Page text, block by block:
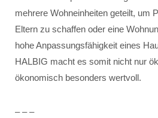
mehrere Wohneinheiten geteilt, um
Eltern zu schaffen oder eine
hohe Anpassungsfähigkeit eines
HALBIG macht es somit nicht nur
ökonomisch besonders wertvoll.
– – –